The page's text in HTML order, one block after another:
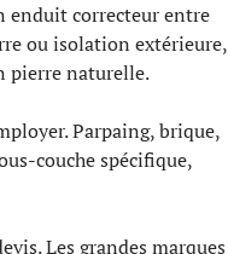
enduit correcteur entre
ou isolation extérieure,
pierre naturelle.
Parpaing, brique,
couche spécifique,
Les grandes marques